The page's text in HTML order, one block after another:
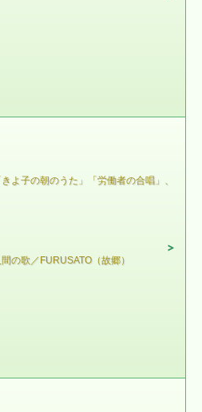
よ子の朝のうた」「労働者の合唱」、
の歌／FURUSATO（故郷）